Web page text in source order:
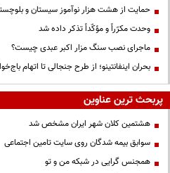
حمایت از هشت هزار نوآموز سیستان و
وحدت مکرّراً و مؤکّداً تذکر داده شد
ماجرای نصب سنگ مزار اکبر عبدی چیست؟
بحران اینفانتینو؛ از طرح جنجالی تا اتهام
پربحث ترین عناوین
هشتمین کلان شهر ایران مشخص شد
سوابق بیمه شدگان روی سایت تامین اجتماعی
همجنس گرایی در شبکه من و تو